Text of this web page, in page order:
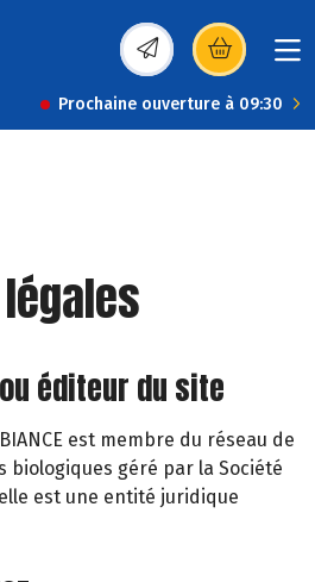
(s’ouvre dans une
Prochaine ouverture à 09:30
légales
éditeur du site
est membre du réseau de
géré par la Société
elle est une entité juridique